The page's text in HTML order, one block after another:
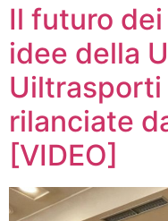
Il futuro
idee della
Uiltrasporti
rilanciate
[VIDEO]